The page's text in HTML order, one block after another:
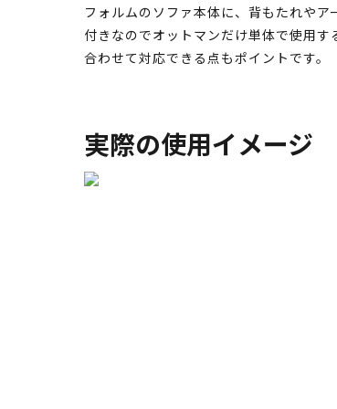
フォルムのソファ本体に、背もたれや
付きなのでオットマンだけ単体で使用
合わせて対応できる点もポイントです。
実際の使用イメージ